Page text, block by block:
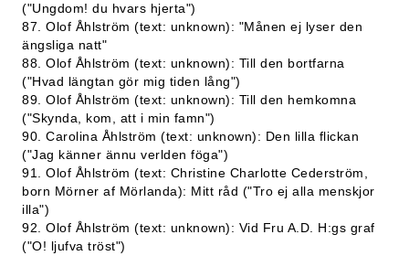
("Ungdom! du hvars hjerta")
87. Olof Åhlström (text: unknown): "Månen ej lyser den
ängsliga natt"
88. Olof Åhlström (text: unknown): Till den bortfarna
("Hvad längtan gör mig tiden lång")
89. Olof Åhlström (text: unknown): Till den hemkomna
("Skynda, kom, att i min famn")
90. Carolina Åhlström (text: unknown): Den lilla flickan
("Jag känner ännu verlden föga")
91. Olof Åhlström (text: Christine Charlotte Cederström,
born Mörner af Mörlanda): Mitt råd ("Tro ej alla menskjor
illa")
92. Olof Åhlström (text: unknown): Vid Fru A.D. H:gs graf
("O! ljufva tröst")